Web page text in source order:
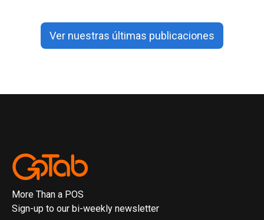
Ver nuestras últimas publicaciones
More Than a POS
Sign-up to our bi-weekly newsletter